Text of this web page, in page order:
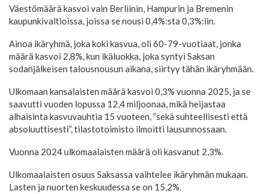
Väestömäärä kasvoi vain Berliinin, Hampurin ja Bremenin
kaupunkivaltioissa, joissa se nousi 0,4%:sta 0,3%:iin.
Ainoa ikäryhmä, joka koki kasvua, oli 60-79-vuotiaat, jonka
määrä kasvoi 2,8%, kun ikäluokka, joka syntyi Saksan
sodanjälkeisen talousnousun aikana, siirtyy tähän ikäryhmään.
Ulkomaan kansalaisten määrä kasvoi 0,3% vuonna 2025, ja se
saavutti vuoden lopussa 12,4 miljoonaa, mikä heijastaa
alhaisinta kasvuvauhtia 15 vuoteen, ”sekä suhteellisesti että
absoluuttisesti”, tilastotoimisto ilmoitti lausunnossaan.
Vuonna 2024 ulkomaalaisten määrä oli kasvanut 2,3%.
Ulkomaalaisten osuus Saksassa vaihtelee ikäryhmän mukaan.
Lasten ja nuorten keskuudessa se on 15,2%.